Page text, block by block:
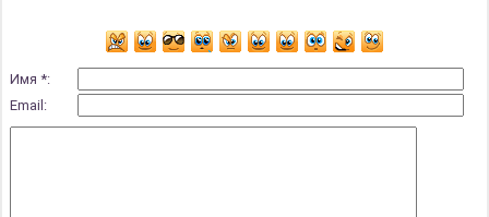
Имя *:
Email: